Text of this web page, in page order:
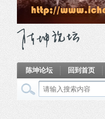
陈坤论坛 回到首页